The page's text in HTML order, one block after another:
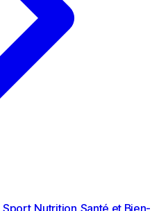
Sport Nutrition Santé et Bien-